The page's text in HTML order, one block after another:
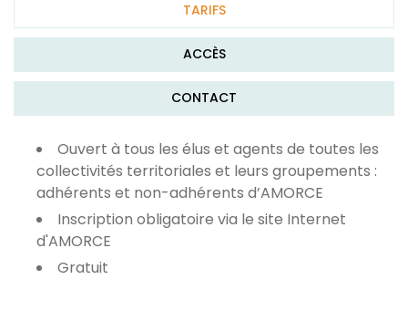
TARIFS
ACCÈS
CONTACT
Ouvert à tous les élus et agents de toutes les
collectivités territoriales et leurs groupements :
adhérents et non-adhérents d’AMORCE
Inscription obligatoire via le site Internet
d'AMORCE
Gratuit